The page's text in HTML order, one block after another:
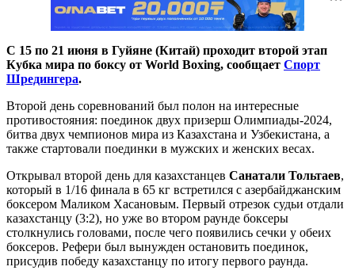
С 15 по 21 июня в Гуйяне (Китай) проходит второй этап
Кубка мира по боксу от World Boxing, сообщает Спорт
Шредингера.
Второй день соревнований был полон на интересные
противостояния: поединок двух призерш Олимпиады-2024,
битва двух чемпионов мира из Казахстана и Узбекистана, а
также стартовали поединки в мужских и женских весах.
Открывал второй день для казахстанцев Санатали Тольтаев,
который в 1/16 финала в 65 кг встретился с азербайджанским
боксером Маликом Хасановым. Первый отрезок судьи отдали
казахстанцу (3:2), но уже во втором раунде боксеры
столкнулись головами, после чего появились сечки у обеих
боксеров. Рефери был вынужден остановить поединок,
присудив победу казахстанцу по итогу первого раунда.